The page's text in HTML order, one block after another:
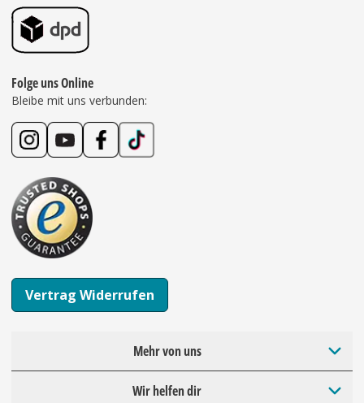
Folge uns Online
Bleibe mit uns verbunden:
Vertrag Widerrufen
Mehr von uns
Wir helfen dir